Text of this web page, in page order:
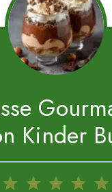
Kinder
5
4
3
2
1